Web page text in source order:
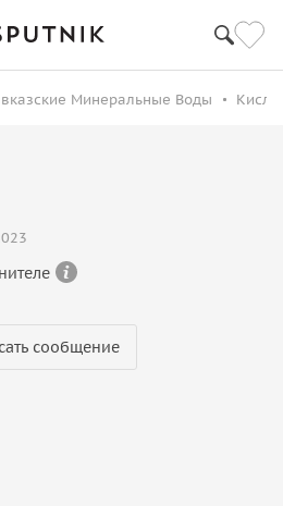
Минеральные Воды
сообщение